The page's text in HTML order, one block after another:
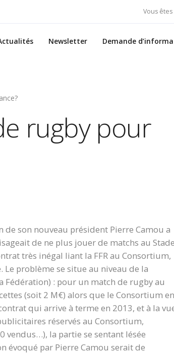
Vous
Newsletter Demande
rugby pour
de son nouveau président Pierre Camou a
de ne plus jouer de matchs au
très inégal liant la FFR au Consortium,
problème se situe au niveau de la
: pour un match de rugby au
(soit 2 M€) alors que le Consortium en
qui arrive à terme en 2013, et à la
réservés au Consortium,
vendus…), la partie se sentant lésée
évoqué par Pierre Camou serait de